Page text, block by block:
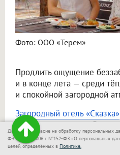
Фото: ООО «Терем»
Продлить ощущение
и в конце лета — среди
и спокойной загородной
Загородный отель «Сказка»
вас сохранить летний
погоду. Здесь вы сможете
в термальном комплексе,
Даю своё согласие на обработку персональных
ФЗ от 27.07.2006 г. №152-ФЗ «О персональных
целей, определённых в Политике.